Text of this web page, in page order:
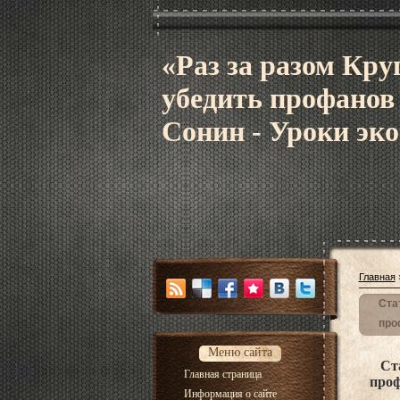
«Раз за разом
убедить
Сонин - Уроки
Меню сайта
Главная страница
Информация о сайте
Главная